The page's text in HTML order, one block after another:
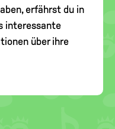
erfährst du in
interessante
über ihre